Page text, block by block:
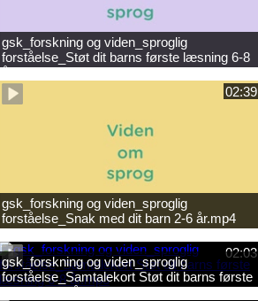
gsk_forskning og viden_sproglig
forståelse_Støt dit barns første læsning 6-8
år.mp4
02:39
gsk_forskning og viden_sproglig
forståelse_Snak med dit barn 2-6 år.mp4
02:03
gsk_forskning og viden_sproglig
forståelse_Samtalekort Støt dit barns første
læsning 6-8 år.mp3